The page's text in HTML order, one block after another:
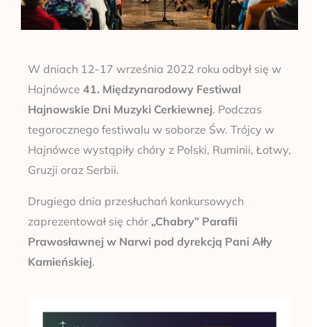
W dniach 12-17 września 2022 roku odbył się w
Hajnówce 41. Międzynarodowy Festiwal
Hajnowskie Dni Muzyki Cerkiewnej. Podczas
tegorocznego festiwalu w soborze Św. Trójcy w
Hajnówce wystąpiły chóry z Polski, Ruminii, Łotwy,
Gruzji oraz Serbii.
Drugiego dnia przesłuchań konkursowych
zaprezentował się chór „Chabry” Parafii
Prawosławnej w Narwi pod dyrekcją Pani Ałły
Kamieńskiej.